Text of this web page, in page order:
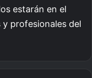
estarán en el
profesionales del